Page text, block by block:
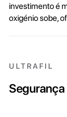
investimento é
oxigénio sobe,
ULTRAFIL
Segurança